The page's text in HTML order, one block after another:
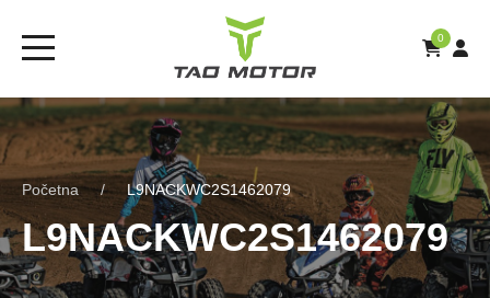
0
Početna L9NACKWC2S1462079
L9NACKWC2S1462079